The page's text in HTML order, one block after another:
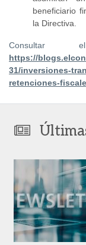
beneficiario
la Directiva.
https://
31/inversiones-
retenciones-